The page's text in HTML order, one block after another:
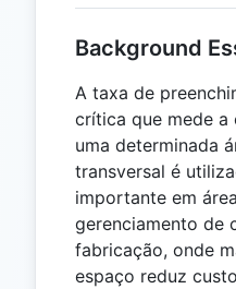
Background
A taxa de
crítica que mede a
uma determinada
transversal é
importante em
gerenciamento de
fabricação, onde
espaço reduz